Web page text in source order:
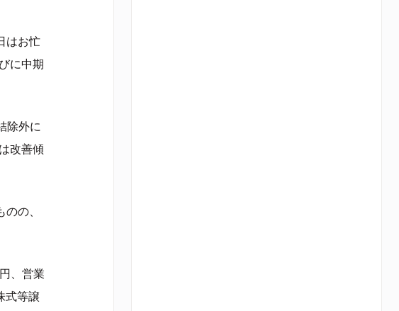
はお忙
に中期
除外に
改善傾
の、
、営業
式等譲